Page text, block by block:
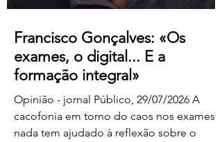
Francisco Gonçalves: «Os
exames, o digital... E a
formação integral»
Opinião - jornal Público, 29/07/2026 A
cacofonia em torno do caos nos exames
nada tem ajudado à reflexão sobre o